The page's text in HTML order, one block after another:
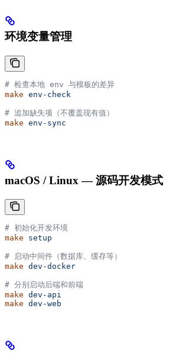
环境变量管理
# 检查本地 env 与模板的差异
make env-check
# 追加缺失项（不覆盖现有值）
make env-sync
macOS / Linux — 源码开发模式
# 初始化开发环境
make setup
# 启动中间件（数据库、缓存等）
make dev-docker
# 分别启动后端和前端
make dev-api
make dev-web